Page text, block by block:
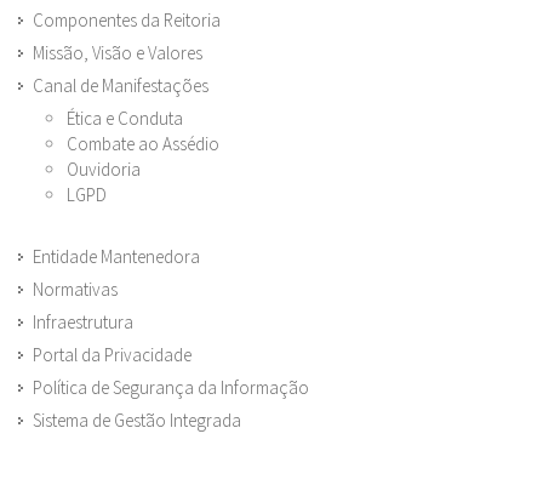
Componentes da Reitoria
Missão, Visão e Valores
Canal de Manifestações
Ética e Conduta
Combate ao Assédio
Ouvidoria
LGPD
Entidade Mantenedora
Normativas
Infraestrutura
Portal da Privacidade
Política de Segurança da Informação
Sistema de Gestão Integrada